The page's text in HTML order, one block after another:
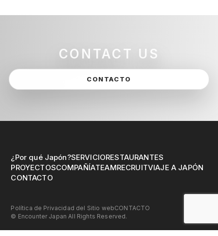
CONTACT US
CONTACTO
¿Por qué Japón?SERVICIORESTAURANTES
PROYECTOSCOMPAÑÍATEAMRECRUITVIAJE A JAPÓN
CONTACTO
Política de Privacidad del Sitio webCONTACTO
©︎ Encounter Japan All Rights Reserved.